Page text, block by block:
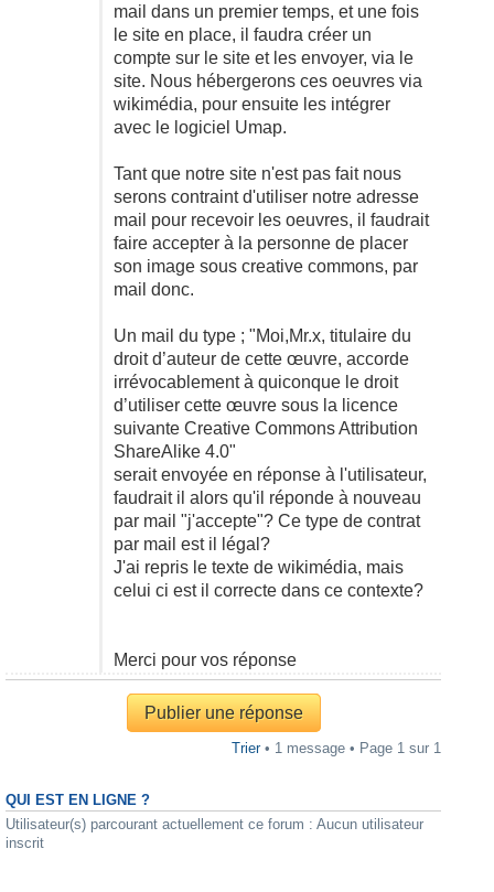
mail dans un premier temps, et une fois
le site en place, il faudra créer un
compte sur le site et les envoyer, via le
site. Nous hébergerons ces oeuvres via
wikimédia, pour ensuite les intégrer
avec le logiciel Umap.
Tant que notre site n'est pas fait nous
serons contraint d'utiliser notre adresse
mail pour recevoir les oeuvres, il faudrait
faire accepter à la personne de placer
son image sous creative commons, par
mail donc.
Un mail du type ; "Moi,Mr.x, titulaire du
droit d’auteur de cette œuvre, accorde
irrévocablement à quiconque le droit
d’utiliser cette œuvre sous la licence
suivante Creative Commons Attribution
ShareAlike 4.0"
serait envoyée en réponse à l'utilisateur,
faudrait il alors qu'il réponde à nouveau
par mail "j'accepte"? Ce type de contrat
par mail est il légal?
J'ai repris le texte de wikimédia, mais
celui ci est il correcte dans ce contexte?
Merci pour vos réponse
Publier une réponse
Trier• 1 message • Page 1 sur 1
QUI EST EN LIGNE ?
Utilisateur(s) parcourant actuellement ce forum : Aucun utilisateur
inscrit